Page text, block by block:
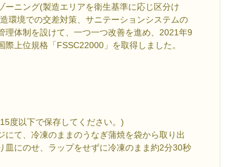
ーニング(製造エリアを衛生基準に応じ区分け
環境での交差対策、サニテーションシステムの
理体制を設けて、一つ一つ改善を進め、2021年9
際上位規格「FSSC22000」を取得しました。
度以下で保存してください。)
にて、冷凍のままのうなぎ蒲焼を袋から取り出
皿にのせ、ラップをせずに冷凍のまま約2分30秒